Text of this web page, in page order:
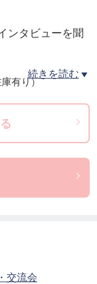
ンタビューを聞
ー
ンケア（美顔
続きを読む
庫有り）
交流会